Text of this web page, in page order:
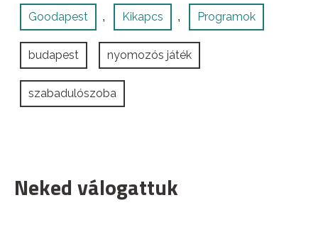
Goodapest , Kikapcs , Programok
budapest nyomozós játék
szabadulószoba
Neked válogattuk